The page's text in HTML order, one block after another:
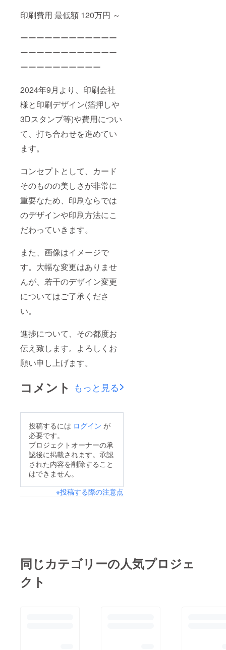
印刷費用 最低額 120万円 ～
ーーーーーーーーーーーー
ーーーーーーーーーーーー
ーーーーーーーーーー
2024年9月より、印刷会社
様と印刷デザイン(箔押しや
3Dスタンプ等)や費用につい
て、打ち合わせを進めてい
ます。
コンセプトとして、カード
そのものの美しさが非常に
重要なため、印刷ならでは
のデザインや印刷方法にこ
だわっていきます。
また、画像はイメージで
す。大幅な変更はありませ
んが、若干のデザイン変更
についてはご了承くださ
い。
進捗について、その都度お
伝え致します。よろしくお
願い申し上げます。
コメント もっと見る
投稿するには ログイン が
必要です。
プロジェクトオーナーの承
認後に掲載されます。承認
された内容を削除すること
はできません。
※投稿する際の注意点
同じカテゴリーの人気プロジェ
クト